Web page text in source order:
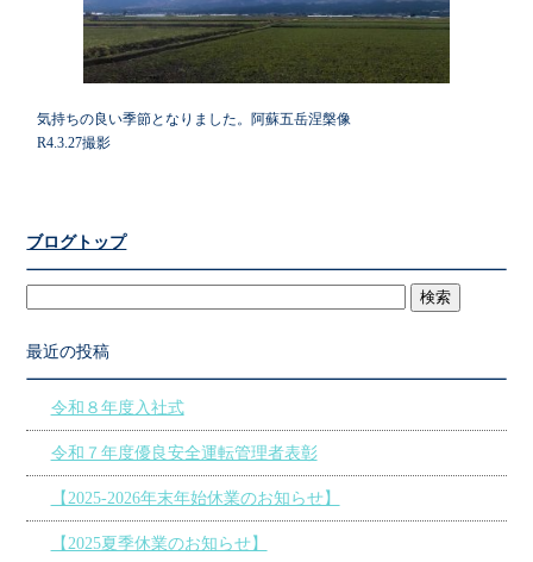
気持ちの良い季節となりました。阿蘇五岳涅槃像
R4.3.27撮影
ブログトップ
最近の投稿
令和８年度入社式
令和７年度優良安全運転管理者表彰
【2025‐2026年末年始休業のお知らせ】
【2025夏季休業のお知らせ】